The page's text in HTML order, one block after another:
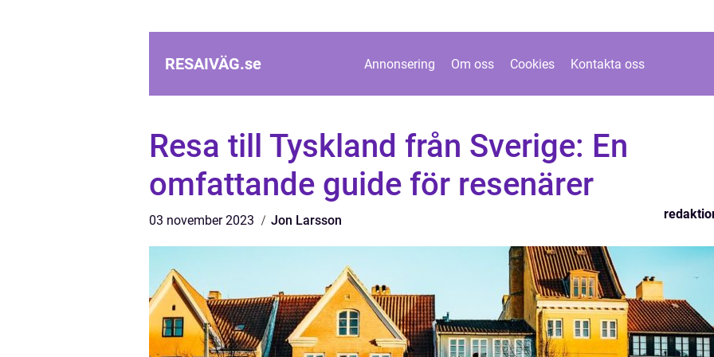
RESAIVÄG.se Annonsering Om oss Cookies Kontakta oss
Resa till Tyskland från Sverige: En
omfattande guide för resenärer
03 november 2023 Jon Larsson